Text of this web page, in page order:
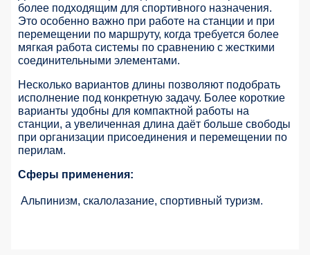
более подходящим для спортивного назначения.
Это особенно важно при работе на станции и при
перемещении по маршруту, когда требуется более
мягкая работа системы по сравнению с жесткими
соединительными элементами.
Несколько вариантов длины позволяют подобрать
исполнение под конкретную задачу. Более короткие
варианты удобны для компактной работы на
станции, а увеличенная длина даёт больше свободы
при организации присоединения и перемещении по
перилам.
Сферы применения:
Альпинизм, скалолазание, спортивный туризм.